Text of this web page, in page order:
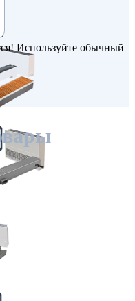
Используйте обычный